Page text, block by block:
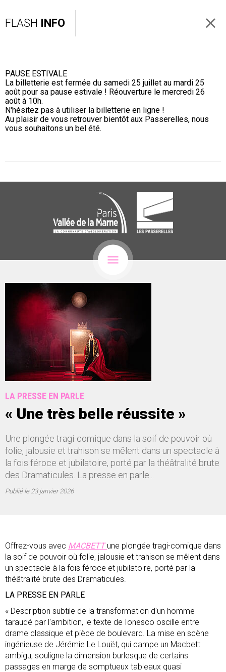
FLASH INFO
PAUSE ESTIVALE
La billetterie est fermée du samedi 25 juillet au mardi 25
août pour sa pause estivale ! Réouverture le mercredi 26
août à 10h.
N'hésitez pas à utiliser la billetterie en ligne !
Au plaisir de vous retrouver bientôt aux Passerelles, nous
vous souhaitons un bel été.
LA PRESSE EN PARLE
« Une très belle réussite »
Une plongée tragi-comique dans la soif de pouvoir où
folie, jalousie et trahison se mêlent dans un spectacle à
la fois féroce et jubilatoire, porté par la théâtralité brute
des Dramaticules. La presse en parle...
Publié le23 janvier 2026
Offrez-vous avec MACBETTune plongée tragi-comique dans
la soif de pouvoir où folie, jalousie et trahison se mêlent dans
un spectacle à la fois féroce et jubilatoire, porté par la
théâtralité brute des Dramaticules.
LA PRESSE EN PARLE
« Description subtile de la transformation d'un homme
taraudé par l'ambition, le texte de Ionesco oscille entre
drame classique et pièce de boulevard. La mise en scène
ingénieuse de Jérémie Le Louët, qui campe un Macbett
ambigu, souligne la dimension burlesque de certains
passages en marge de somptueux tableaux quasi